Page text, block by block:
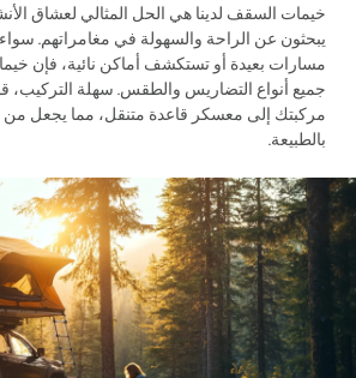
خيمات السقف لدينا هي الحل المثالي لعشاق
يبحثون عن الراحة والسهولة في مغامراتهم.
مسارات بعيدة أو تستكشف أماكن نائية، فإن
جميع أنواع التضاريس والطقس. سهلة التركيب،
مركبتك إلى معسكر قاعدة متنقل، مما يجعل من
بالطبيعة.